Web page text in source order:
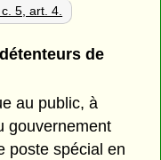
5, art. 4.
de
au public, à
gouvernement
poste spécial en